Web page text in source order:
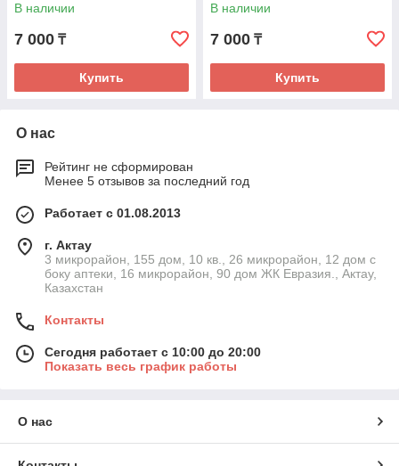
В наличии
7 000 ₸
Купить
В наличии
7 000 ₸
Купить
О нас
Рейтинг не сформирован
Менее 5 отзывов за последний год
Работает с 01.08.2013
г. Актау
3 микрорайон, 155 дом, 10 кв., 26 микрорайон, 12 дом с
боку аптеки, 16 микрорайон, 90 дом ЖК Евразия., Актау,
Казахстан
Контакты
Сегодня работает с 10:00 до 20:00
Показать весь график работы
О нас